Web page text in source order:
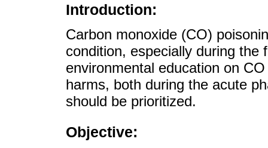
Introduction:
Carbon monoxide (CO)
condition, especially during the
environmental education on
harms, both during the acute
should be prioritized.
Objective: